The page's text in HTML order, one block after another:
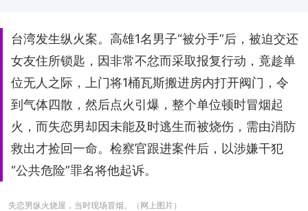
台湾发生纵火案。高雄1名男子“被分手”后，被迫交还
女友住所锁匙，因非常不忿而采取报复行动，竟趁单
位无人之际，上门将1桶瓦斯搬进房内打开阀门，令
到气体四散，然后点火引爆，整个单位顿时冒烟起
火，而失恋男却因未能及时逃生而被烧伤，需由消防
救出才捡回一命。检察官跟进案件后，以涉嫌干犯
“公共危险”罪名将他起诉。
失恋男纵火烧屋，当时现场冒烟。（网上图片）